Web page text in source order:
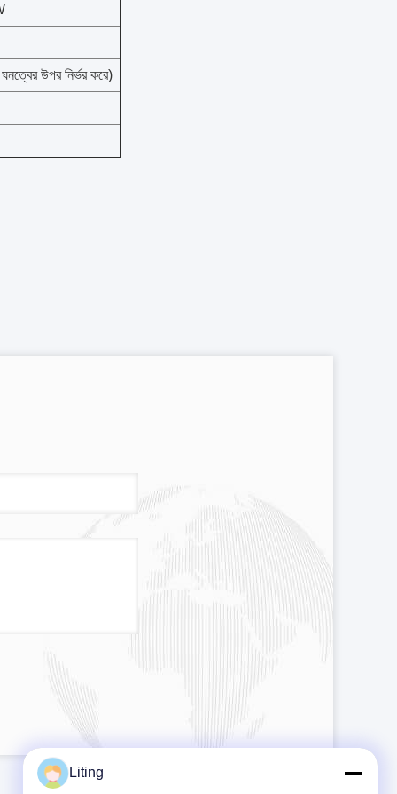
উপর নির্ভর করে)
Liting